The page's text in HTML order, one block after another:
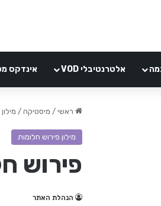
אלטרנטיבלי VOD אינדקס
ראשי / מיסטיקה /
מילון פירוש חלומות
פירוש
הנהלת האתר